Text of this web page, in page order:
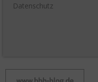
Datenschutz